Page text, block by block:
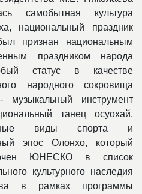
самобытная культура
национальный праздник
признан национальным
праздником народа
статус в качестве
народного сокровища
музыкальный инструмент
танец осуохай,
виды спорта и
эпос Олонхо, который
ЮНЕСКО в список
культурного наследия
в рамках программы